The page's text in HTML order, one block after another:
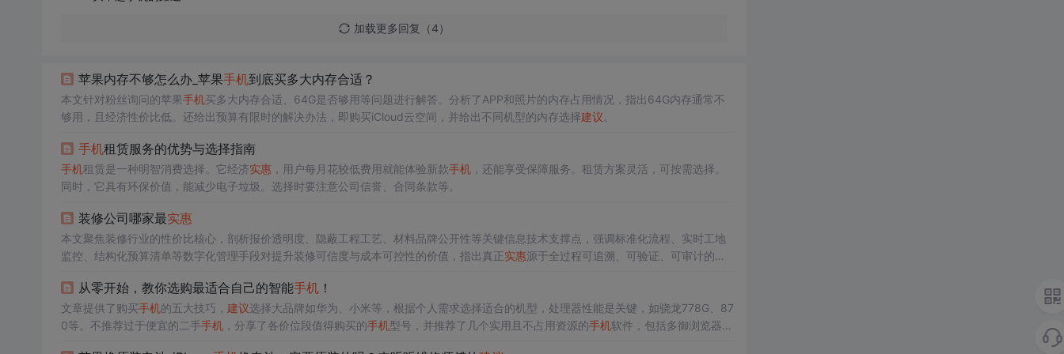
加载更多回复（4）
苹果内存不够怎么办_苹果手机到底买多大内存合适？
本文针对粉丝询问的苹果手机买多大内存合适、64G是否够用等问题进行解答。分析了APP和照片的内存占用情况，指出64G内存通常不
够用，且经济性价比低。还给出预算有限时的解决办法，即购买iCloud云空间，并给出不同机型的内存选择建议
手机租赁服务的优势与选择指南
手机租赁是一种明智消费选择。它经济实惠，用户每月花较低费用就能体验新款手机，还能享受保障服务。租赁方案灵活，可按需选择。
同时，它具有环保价值，能减少电子垃圾。选择时要注意公司信誉、合同条款等。
装修公司哪家最实惠
本文聚焦装修行业的性价比核心，剖析报价透明度、隐蔽工程工艺、材料品牌公开性等关键信息技术支撑点，强调标准化流程、实时工地
监控、结构化预算清单等数字化管理手段对提升装修可信度与成本可控性的价值，指出真正实惠源于全过程可追溯、可验证、可审计的服
从零开始，教你选购最适合自己的智能手机！
文章提供了购买手机的五大技巧， 建议选择大品牌如华为、小米等，根据个人需求选择适合的机型，处理器性能是关键，如骁龙778G、87
0等。不推荐过于便宜的二手手机，分享了各价位段值得购买的手机型号，并推荐了几个实用且不占用资源的手机软件，包括多御浏览器和